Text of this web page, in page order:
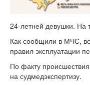
24-летней девушки. На
Как сообщили в МЧС,
правил эксплуатации
По факту
на судмедэкспертизу.